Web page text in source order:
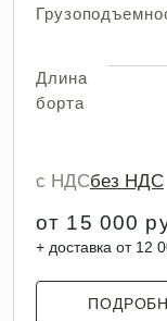
Длина
борта
с НДСбез НДС
от 15 000
+ доставка от 12